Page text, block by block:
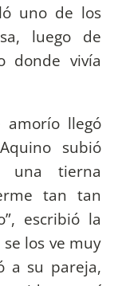
uno de los
luego de
donde vivía
amorío llegó
subió
una tierna
tan tan
escribió la
los ve muy
a su pareja,